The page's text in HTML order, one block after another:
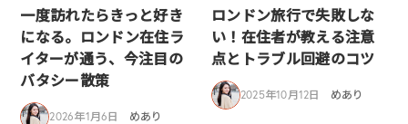
一度訪れたらきっと好き
になる。ロンドン在住ラ
イターが通う、今注目の
バタシー散策
2026年1月6日 めあり
ロンドン旅行で失敗しな
い！在住者が教える注意
点とトラブル回避のコツ
2025年10月12日 めあり